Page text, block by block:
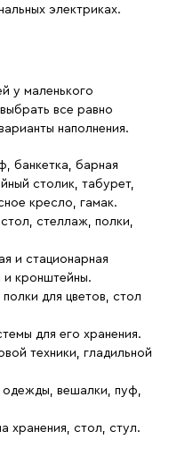
электриках.
у маленького
все равно
наполнения.
банкетка, барная
столик, табурет,
кресло, гамак.
стеллаж, полки,
и стационарная
и кронштейны.
для цветов, стол
для его хранения.
техники, гладильной
одежды, вешалки, пуф,
хранения, стол, стул.